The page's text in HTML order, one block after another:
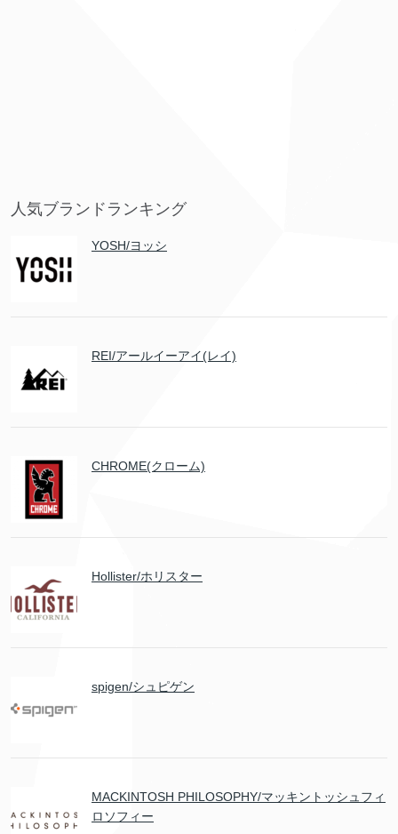
人気ブランドランキング
YOSH/ヨッシ
REI/アールイーアイ(レイ)
CHROME(クローム)
Hollister/ホリスター
spigen/シュピゲン
MACKINTOSH PHILOSOPHY/マッキントッシュフィ
ロソフィー